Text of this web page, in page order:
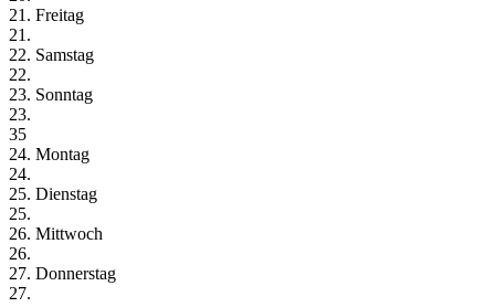
21. Freitag
21.
22. Samstag
22.
23. Sonntag
23.
35
24. Montag
24.
25. Dienstag
25.
26. Mittwoch
26.
27. Donnerstag
27.